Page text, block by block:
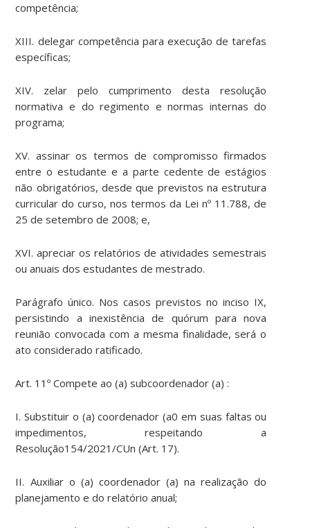
competência;
XIII. delegar competência para execução de tarefas
específicas;
XIV. zelar pelo cumprimento desta resolução
normativa e do regimento e normas internas do
programa;
XV. assinar os termos de compromisso firmados
entre o estudante e a parte cedente de estágios
não obrigatórios, desde que previstos na estrutura
curricular do curso, nos termos da Lei nº 11.788, de
25 de setembro de 2008; e,
XVI. apreciar os relatórios de atividades semestrais
ou anuais dos estudantes de mestrado.
Parágrafo único. Nos casos previstos no inciso IX,
persistindo a inexistência de quórum para nova
reunião convocada com a mesma finalidade, será o
ato considerado ratificado.
Art. 11º Compete ao (a) subcoordenador (a) :
I. Substituir o (a) coordenador (a0 em suas faltas ou
impedimentos, respeitando a
Resolução154/2021/CUn (Art. 17).
II. Auxiliar o (a) coordenador (a) na realização do
planejamento e do relatório anual;